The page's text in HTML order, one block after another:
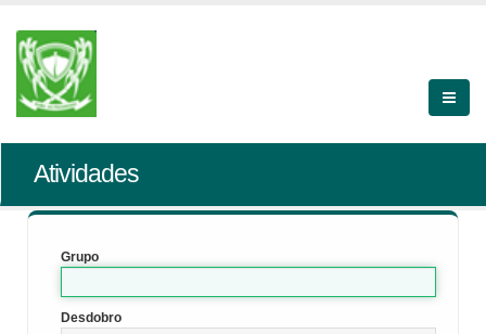
Atividades
Grupo
Desdobro